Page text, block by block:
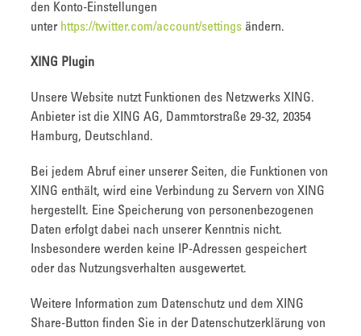
den Konto-Einstellungen
unter https://twitter.com/account/settings ändern.
XING Plugin
Unsere Website nutzt Funktionen des Netzwerks XING.
Anbieter ist die XING AG, Dammtorstraße 29-32, 20354
Hamburg, Deutschland.
Bei jedem Abruf einer unserer Seiten, die Funktionen von
XING enthält, wird eine Verbindung zu Servern von XING
hergestellt. Eine Speicherung von personenbezogenen
Daten erfolgt dabei nach unserer Kenntnis nicht.
Insbesondere werden keine IP-Adressen gespeichert
oder das Nutzungsverhalten ausgewertet.
Weitere Information zum Datenschutz und dem XING
Share-Button finden Sie in der Datenschutzerklärung von